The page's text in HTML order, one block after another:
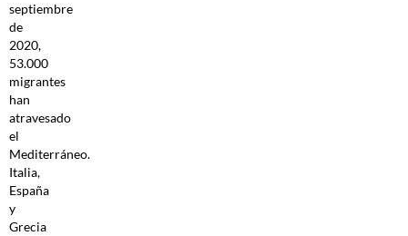
septiembre
de
2020,
53.000
migrantes
han
atravesado
el
Mediterráneo.
Italia,
España
y
Grecia